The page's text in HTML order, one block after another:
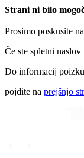
Strani ni bilo
Prosimo poskusite
Če ste spletni
Do informacij
pojdite na prejšnjo